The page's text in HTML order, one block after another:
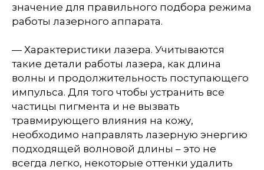
значение для правильного подбора режима
работы лазерного аппарата.
— Характеристики лазера. Учитываются
такие детали работы лазера, как длина
волны и продолжительность поступающего
импульса. Для того чтобы устранить все
частицы пигмента и не вызвать
травмирующего влияния на кожу,
необходимо направлять лазерную энергию
подходящей волновой длины – это не
всегда легко, некоторые оттенки удалить